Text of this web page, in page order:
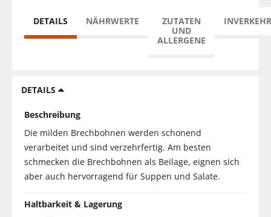
DETAILS NÄHRWERTE
ZUTATEN
UND
ALLERGENE
DETAILS
Beschreibung
Die milden Brechbohnen werden schonend
verarbeitet und sind verzehrfertig. Am besten
schmecken die Brechbohnen als Beilage, eignen sich
aber auch hervorragend für Suppen und Salate.
Haltbarkeit & Lagerung